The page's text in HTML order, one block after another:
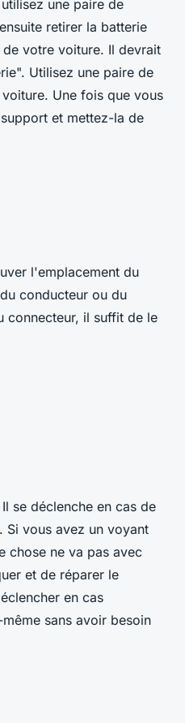
une paire de
retirer la batterie
votre voiture. Il devrait
Utilisez une paire de
Une fois que vous
et mettez-la de
l'emplacement du
conducteur ou du
connecteur, il suffit de le
se déclenche en cas de
vous avez un voyant
chose ne va pas avec
et de réparer le
en cas
sans avoir besoin